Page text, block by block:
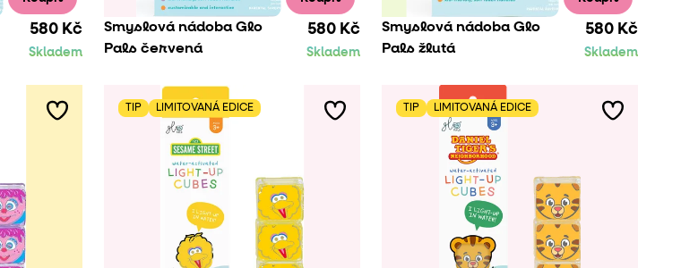
580 Kč
Skladem
Smyslová nádoba Glo
Pals červená
580 Kč
Skladem
Smyslová nádoba Glo
Pals žlutá
580 Kč
Skladem
TIP LIMITOVANÁ EDICE TIP LIMITOVANÁ EDICE